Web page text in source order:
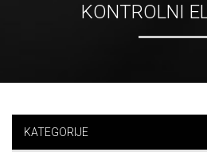
Zaštita
KONTROLNI
KATEGORIJE